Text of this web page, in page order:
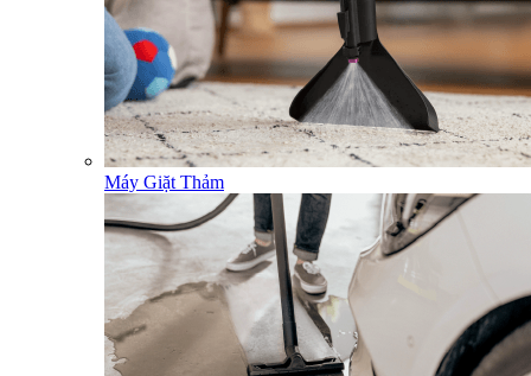
Máy Giặt Thảm